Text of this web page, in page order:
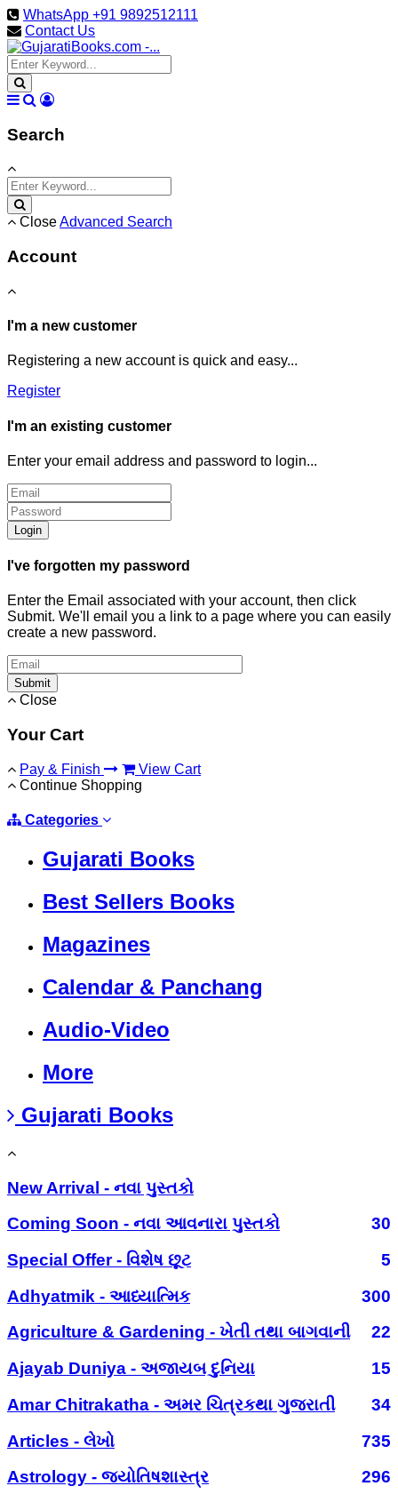
WhatsApp +91 9892512111
Contact Us
Search
CloseAdvanced Search
Account
I'm a new customer
Registering a new account is quick and easy...
Register
I'm an existing customer
Enter your email address and password to login...
Login
I've forgotten my password
Enter the Email associated with your account, then click
Submit. We'll email you a link to a page where you can easily
create a new password.
Submit
Close
Your Cart
Pay & Finish
View Cart
Continue Shopping
Categories
Gujarati Books
Best Sellers Books
Magazines
Calendar & Panchang
Audio-Video
More
Gujarati Books
New Arrival - નવા પુસ્તકો
Coming Soon - નવા આવનારા પુસ્તકો
30
Special Offer - વિશેષ છૂટ
5
Adhyatmik - આધ્યાત્મિક
300
Agriculture & Gardening - ખેતી તથા બાગવાની
22
Ajayab Duniya - અજાયબ દુનિયા
15
Amar Chitrakatha - અમર ચિત્રકથા ગુજરાતી
34
Articles - લેખો
735
Astrology - જ્યોતિષશાસ્ત્ર
296